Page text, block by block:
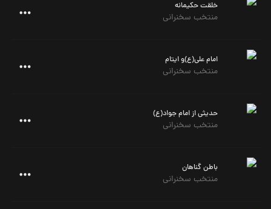
خلقت حکیمانه
منتخب سخنرانی
امام علی(ع)و ایتام
منتخب سخنرانی
حدیثی از امام جواد(ع)
منتخب سخنرانی
باطن گناهان
منتخب سخنرانی